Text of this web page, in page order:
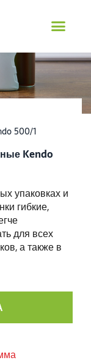
500/1
Kendo
упаковках и
гибкие,
для всех
а также в